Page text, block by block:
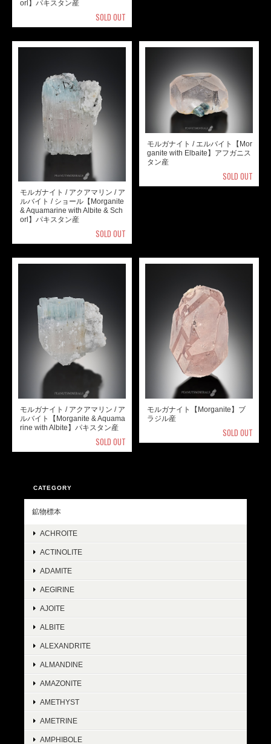
orl】パキスタン産
SOLD OUT
モルガナイト / アクアマリン / ア
ルバイト / ショール【Morganite
& Aquamarine with Albite & Sch
orl】パキスタン産
SOLD OUT
モルガナイト / エルバイト【Mor
ganite with Elbaite】アフガニス
タン産
SOLD OUT
モルガナイト / アクアマリン / ア
ルバイト【Morganite & Aquama
rine with Albite】パキスタン産
SOLD OUT
モルガナイト【Morganite】ブ
ラジル産
SOLD OUT
CATEGORY
鉱物標本
ACHROITE
ACTINOLITE
ADAMITE
AEGIRINE
AJOITE
ALBITE
ALEXANDRITE
ALMANDINE
AMAZONITE
AMETHYST
AMETRINE
AMPHIBOLE